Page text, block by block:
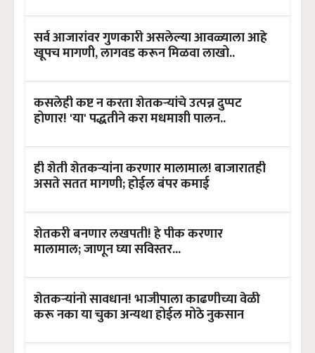
सर्व आजारांवर गुणकारी असलेल्या आवळ्याला आहे
खूपच मागणी, लागवड करून मिळवा लाखो..
कसलेही कष्ट न करता शेतकऱ्यांचे उत्पन्न दुप्पट
होणार! 'या' पद्धतीने करा मधमाशी पालन..
ही शेती शेतकऱ्यांना करणार मालामाल! बाजारातही
असते सतत मागणी; होईल बंपर कमाई
शेतकरी बनणार लखपती! हे पीक करणार
मालामाल; जाणून घ्या सविस्तर...
शेतकऱ्यांनो सावधान! भाजीपाला काढणीच्या वेळी
करू नका या चुका अन्यथा होईल मोठे नुकसान